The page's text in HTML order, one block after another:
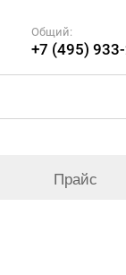
Общий:
+7 (495)
Прайс